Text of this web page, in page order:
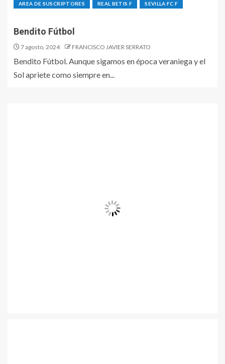
AREA DE SUSCRIPTORES REAL BETIS F SEVILLA FC F
Bendito Fútbol
7 agosto, 2024 FRANCISCO JAVIER SERRATO
Bendito Fútbol. Aunque sigamos en época veraniega y el
Sol apriete como siempre en...